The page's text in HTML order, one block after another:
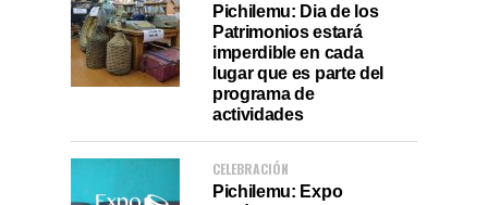
Pichilemu: Dia de los
Patrimonios estará
imperdible en cada
lugar que es parte del
programa de
actividades
CELEBRACIÓN
Pichilemu: Expo